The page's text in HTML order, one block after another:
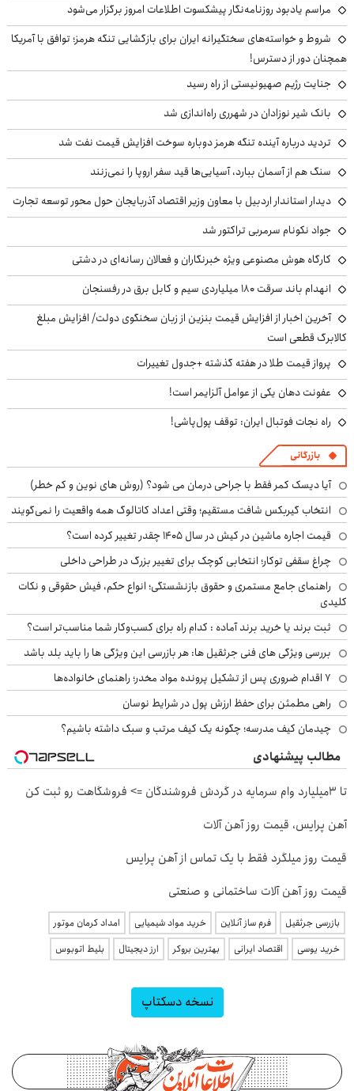
مراسم یادبود روزنامه‌نگار پیشکسوت اطلاعات امروز برگزار می‌شود
شروط و خواسته‌های سختگیرانه ایران برای بازگشایی تنگه هرمز؛ توافق با آمریکا
همچنان دور از دسترس!
جنایت رژیم صهیونیستی از راه رسید
بانک شیر نوزادان در شهرری راه‌اندازی شد
تردید درباره آینده تنگه هرمز دوباره سوخت افزایش قیمت نفت شد
سنگ هم از آسمان ببارد، آسیایی‌ها قید سفر اروپا را نمی‌زنند
دیدار استاندار اردبیل با معاون وزیر اقتصاد آذربایجان حول محور توسعه تجارت
جواد نکونام سرمربی تراکتور شد
کارگاه هوش مصنوعی ویژه خبرنگاران و فعالان رسانه‌ای در دشتی
انهدام باند سرقت ۱۸۰ میلیاردی سیم و کابل برق در رفسنجان
آخرین اخبار از افزایش قیمت بنزین از زبان سخنگوی دولت/ افزایش مبلغ
کالابرگ قطعی است
پرواز قیمت طلا در هفته گذشته +جدول تغییرات
عفونت دهان یکی از عوامل آلزایمر است!
راه نجات فوتبال ایران: توقف پول‌پاشی!
بازرگانی
آیا دیسک کمر فقط با جراحی درمان می شود؟ (روش های نوین و کم خطر)
انتخاب گیربکس شافت مستقیم؛ وقتی اعداد کاتالوگ همه واقعیت را نمی‌گویند
قیمت اجاره ماشین در کیش در سال ۱۴۰۵ چقدر تغییر کرده است؟
چراغ سقفی توکار؛ انتخابی کوچک برای تغییر بزرگ در طراحی داخلی
راهنمای جامع مستمری و حقوق بازنشستگی؛ انواع حکم، فیش حقوقی و نکات
کلیدی
ثبت برند یا خرید برند آماده : کدام راه برای کسب‌وکار شما مناسب‌تر است؟
بررسی ویژگی های فنی جرثقیل ها: هر بازرسی این ویژگی ها را باید بلد باشد
۷ اقدام ضروری پس از تشکیل پرونده مواد مخدر؛ راهنمای خانواده‌ها
راهی مطمئن برای حفظ ارزش پول در شرایط نوسان
چیدمان کیف مدرسه؛ چگونه یک کیف مرتب و سبک داشته باشیم؟
مطالب پیشنهادی
تا 3میلیارد وام سرمایه در گردش فروشندگان => فروشگاهت رو ثبت کن
آهن پرایس، قیمت روز آهن آلات
قیمت روز میلگرد فقط با یک تماس از آهن پرایس
قیمت روز آهن آلات ساختمانی و صنعتی
بازرسی جرثقیل فرم ساز آنلاین خرید مواد شیمیایی
امداد کرمان موتور
خرید یوسی
اقتصاد ایرانی بهترین بروکر ارز دیجیتال بلیط اتوبوس
نسخه دسکتاپ